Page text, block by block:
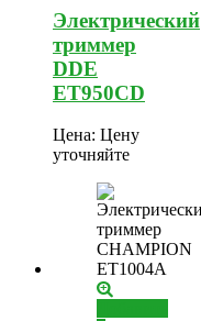
Электрический
триммер
DDE
ET950CD
Цена: Цену
уточняйте